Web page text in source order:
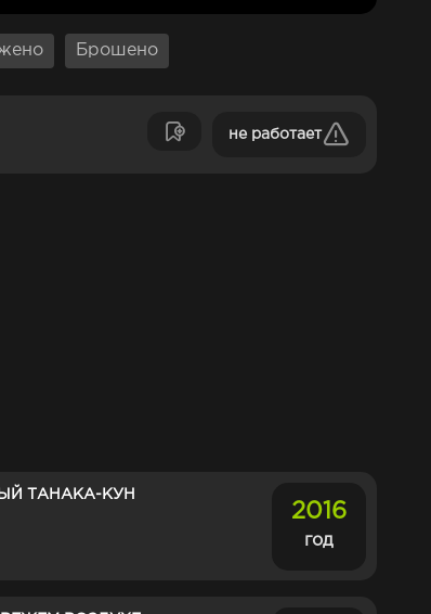
Брошено
не работает
ТАНАКА-КУН
2016
год